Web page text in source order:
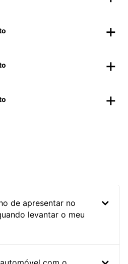
de apresentar no
levantar o meu